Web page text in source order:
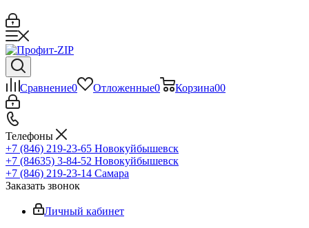
Сравнение0 Отложенные0 Корзина00
Телефоны
+7 (846) 219-23-65 Новокуйбышевск
+7 (84635) 3-84-52 Новокуйбышевск
+7 (846) 219-23-14 Самара
Заказать звонок
Личный кабинет